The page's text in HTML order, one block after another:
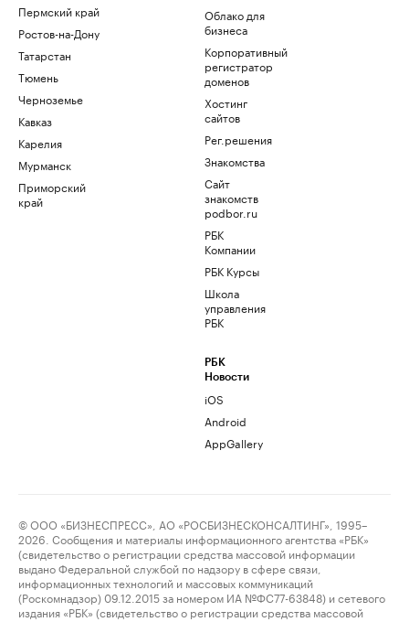
Пермский край
Ростов-на-Дону
Татарстан
Тюмень
Черноземье
Кавказ
Карелия
Мурманск
Приморский
край
Облако для
бизнеса
Корпоративный
регистратор
доменов
Хостинг
сайтов
Рег.решения
Знакомства
Сайт
знакомств
podbor.ru
РБК
Компании
РБК Курсы
Школа
управления
РБК
РБК
Новости
iOS
Android
AppGallery
© ООО «БИЗНЕСПРЕСС», АО «РОСБИЗНЕСКОНСАЛТИНГ», 1995–
2026. Сообщения и материалы информационного агентства «РБК»
(свидетельство о регистрации средства массовой информации
выдано Федеральной службой по надзору в сфере связи,
информационных технологий и массовых коммуникаций
(Роскомнадзор) 09.12.2015 за номером ИА №ФС77-63848) и сетевого
издания «РБК» (свидетельство о регистрации средства массовой